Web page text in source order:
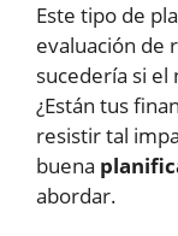
Este tipo de
evaluación de
sucedería si el
¿Están tus
resistir tal
buena
abordar.